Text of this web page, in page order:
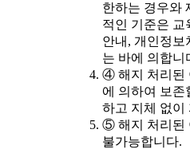
한하는 경우와
적인 기준은 교
안내, 개인정보
는 바에 의합니
④ 해지 처리된
에 의하여 보존
하고 지체 없이
⑤ 해지 처리된
불가능합니다.